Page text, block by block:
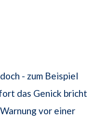
- zum Beispiel
das Genick bricht
vor einer